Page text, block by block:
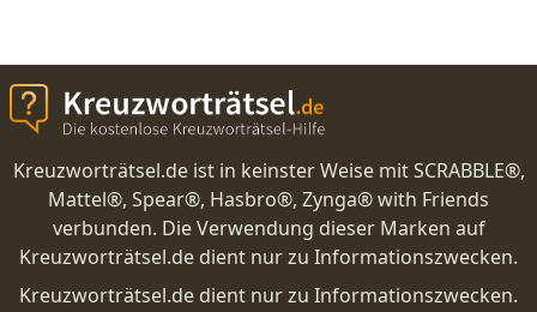
Kreuzworträtsel.de ist in keinster Weise mit SCRABBLE®,
Mattel®, Spear®, Hasbro®, Zynga® with Friends
verbunden. Die Verwendung dieser Marken auf
Kreuzworträtsel.de dient nur zu Informationszwecken.
Kreuzworträtsel.de dient nur zu Informationszwecken.